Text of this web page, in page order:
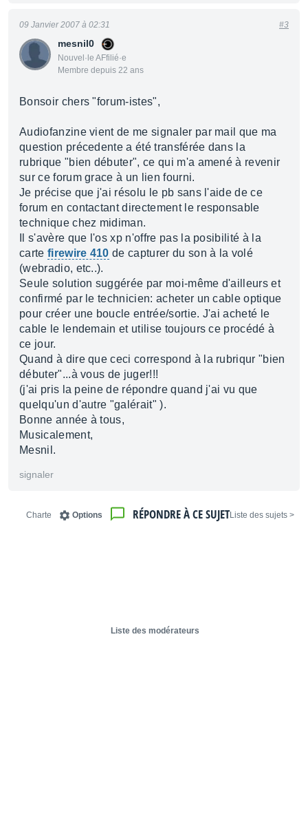
mesnil0
Nouvel·le AFfilié·e
Membre depuis 22 ans
09 Janvier 2007 à 02:31 #3
Bonsoir chers "forum-istes",
Audiofanzine vient de me signaler par mail que ma
question précedente a été transférée dans la
rubrique "bien débuter", ce qui m'a amené à revenir
sur ce forum grace à un lien fourni.
Je précise que j'ai résolu le pb sans l'aide de ce
forum en contactant directement le responsable
technique chez midiman.
Il s'avère que l'os xp n'offre pas la posibilité à la
carte firewire 410 de capturer du son à la volé
(webradio, etc..).
Seule solution suggérée par moi-même d'ailleurs et
confirmé par le technicien: acheter un cable optique
pour créer une boucle entrée/sortie. J'ai acheté le
cable le lendemain et utilise toujours ce procédé à
ce jour.
Quand à dire que ceci correspond à la rubriqur "bien
débuter"...à vous de juger!!!
(j'ai pris la peine de répondre quand j'ai vu que
quelqu'un d'autre "galérait" ).
Bonne année à tous,
Musicalement,
Mesnil.
signaler
< Liste des sujets
RÉPONDRE À CE SUJET
Options
Charte
Liste des modérateurs